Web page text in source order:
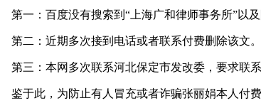
第一：百度没有搜索到“上海广和律师事务所”以及
第二：近期多次接到电话或者联系付费删除该文。
第三：本网多次联系河北保定市发改委，要求联
鉴于此，为防止有人冒充或者诈骗张丽娟本人付